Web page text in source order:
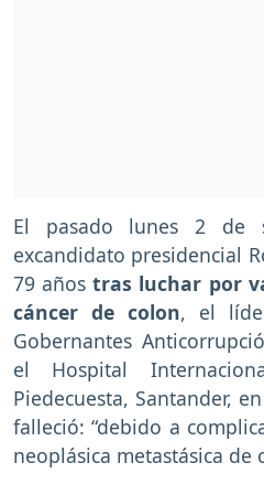
El pasado lunes 2 de
excandidato presidencial
79 añostras luchar por
cáncer de colon, el
Gobernantes
el Hospital
Piedecuesta, Santander,
falleció: “debido a
neoplásica metastásica de